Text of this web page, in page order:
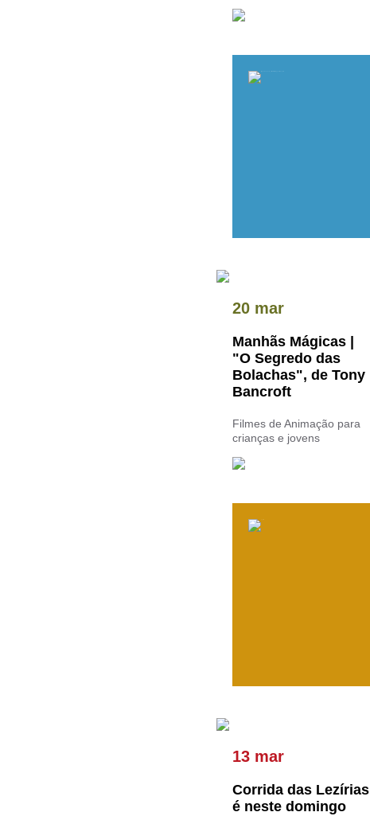
20 mar
Manhãs Mágicas |
"O Segredo das
Bolachas", de Tony
Bancroft
Filmes de Animação para
crianças e jovens
13 mar
Corrida das Lezírias
é neste domingo